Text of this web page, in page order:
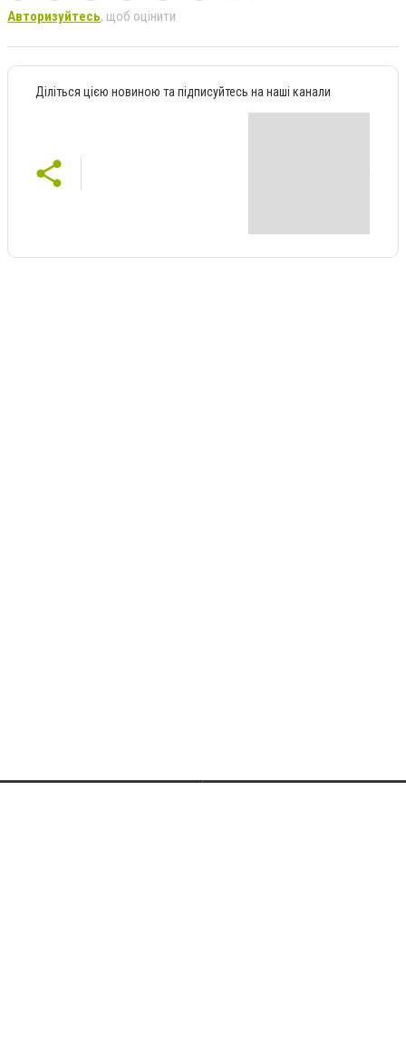
Авторизуйтесь, щоб оцінити
Діліться цією новиною та підписуйтесь на наші канали